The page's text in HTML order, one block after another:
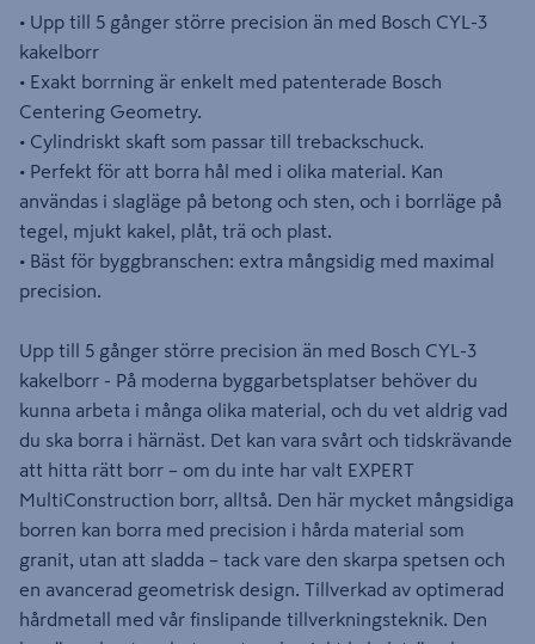
• Upp till 5 gånger större precision än med Bosch CYL-3
kakelborr
• Exakt borrning är enkelt med patenterade Bosch
Centering Geometry.
• Cylindriskt skaft som passar till trebackschuck.
• Perfekt för att borra hål med i olika material. Kan
användas i slagläge på betong och sten, och i borrläge på
tegel, mjukt kakel, plåt, trä och plast.
• Bäst för byggbranschen: extra mångsidig med maximal
precision.
Upp till 5 gånger större precision än med Bosch CYL-3
kakelborr - På moderna byggarbetsplatser behöver du
kunna arbeta i många olika material, och du vet aldrig vad
du ska borra i härnäst. Det kan vara svårt och tidskrävande
att hitta rätt borr – om du inte har valt EXPERT
MultiConstruction borr, alltså. Den här mycket mångsidiga
borren kan borra med precision i hårda material som
granit, utan att sladda – tack vare den skarpa spetsen och
en avancerad geometrisk design. Tillverkad av optimerad
hårdmetall med vår finslipande tillverkningsteknik. Den